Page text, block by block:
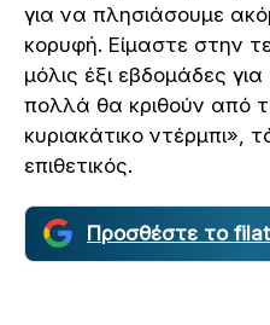
για να πλησιάσουμε
κορυφή. Είμαστε στην
μόλις έξι εβδομάδες
πολλά θα κριθούν από
κυριακάτικο ντέρμπι»,
επιθετικός.
Προσθέστε το